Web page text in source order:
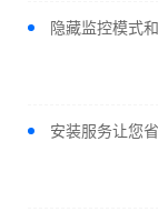
隐藏监控模式
安装服务让您